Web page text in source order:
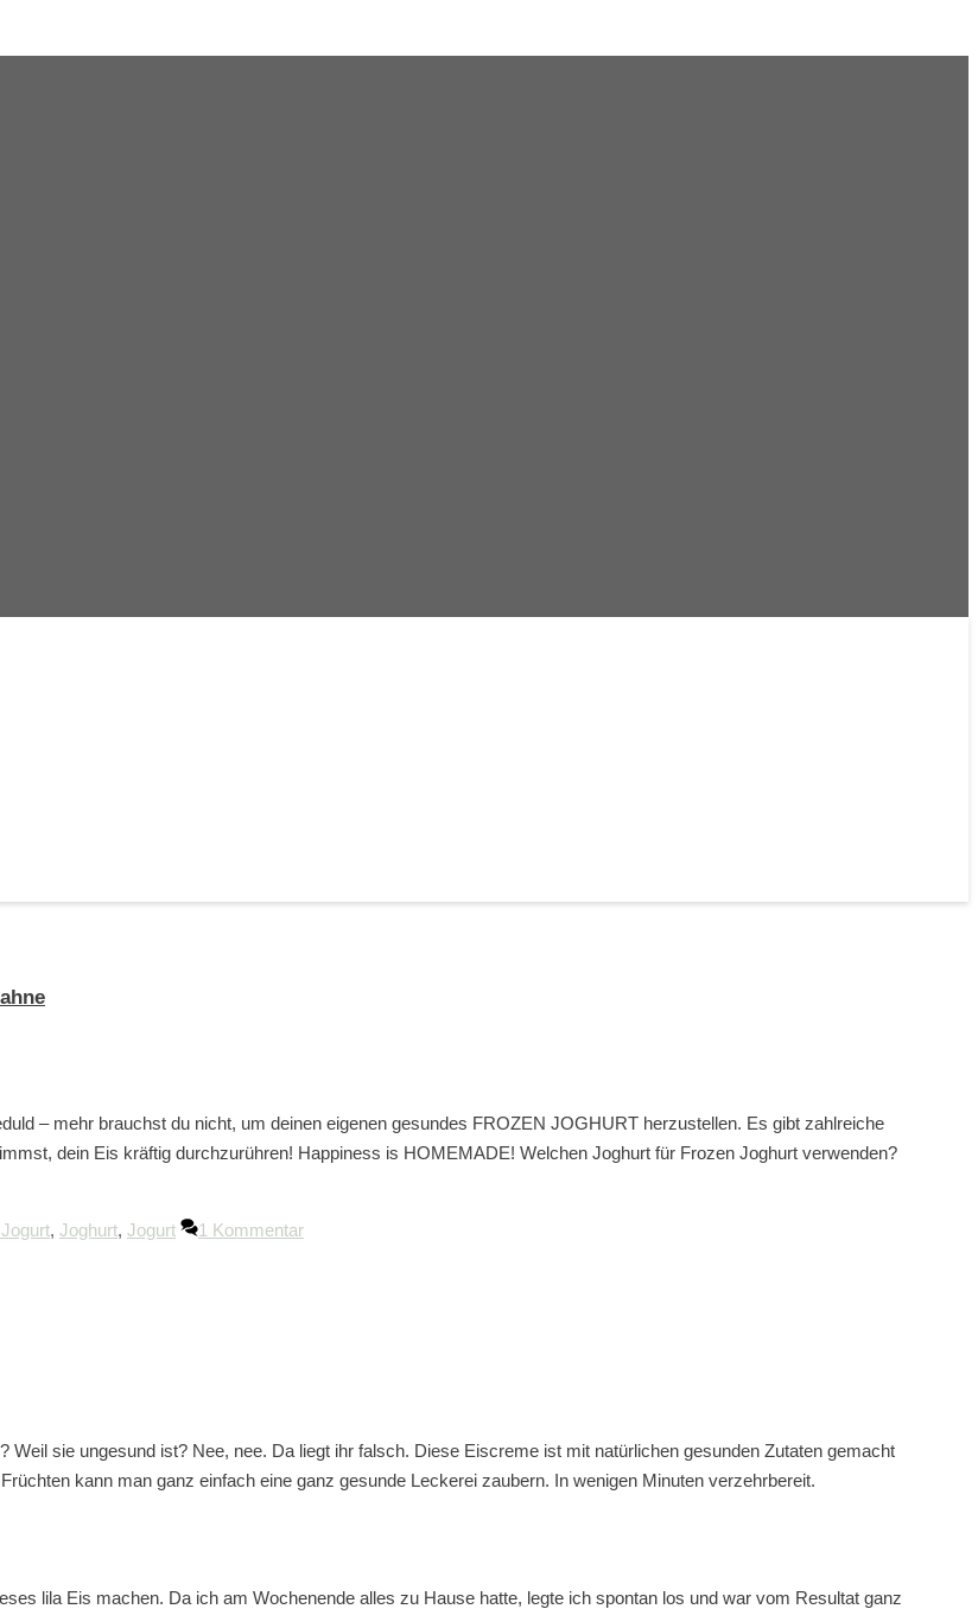
– mehr brauchst du nicht, um deinen eigenen gesundes FROZEN JOGHURT herzustellen. Es gibt zahlreiche
dein Eis kräftig durchzurühren! Happiness is HOMEMADE! Welchen Joghurt für Frozen Joghurt verwenden?
, Joghurt, Jogurt 1 Kommentar
sie ungesund ist? Nee, nee. Da liegt ihr falsch. Diese Eiscreme ist mit natürlichen gesunden Zutaten gemacht
kann man ganz einfach eine ganz gesunde Leckerei zaubern. In wenigen Minuten verzehrbereit.
lila Eis machen. Da ich am Wochenende alles zu Hause hatte, legte ich spontan los und war vom Resultat ganz